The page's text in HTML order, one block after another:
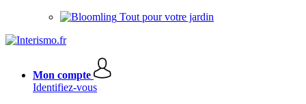
Tout pour votre jardin
Mon compte
Identifiez-vous